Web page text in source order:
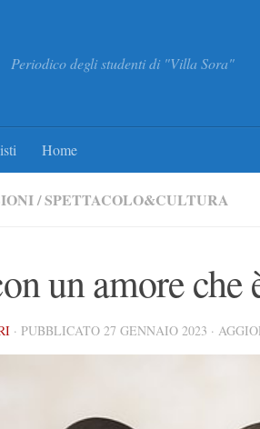
Periodico degli studenti di "Villa Sora"
Home
/SPETTACOLO&CULTURA
un amore che
· PUBBLICATO 27 GENNAIO 2023 ·